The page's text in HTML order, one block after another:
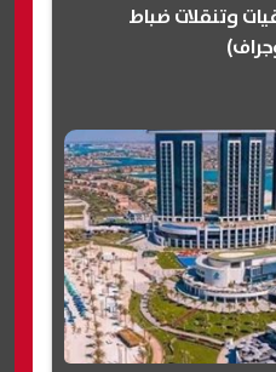
وتنقلات ضباط